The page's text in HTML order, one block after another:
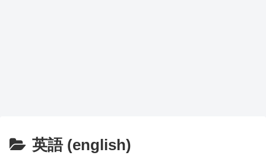
英語 (english)